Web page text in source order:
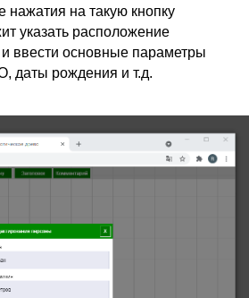
нажатия на такую кнопку
указать расположение
ввести основные параметры
даты рождения и т.д.